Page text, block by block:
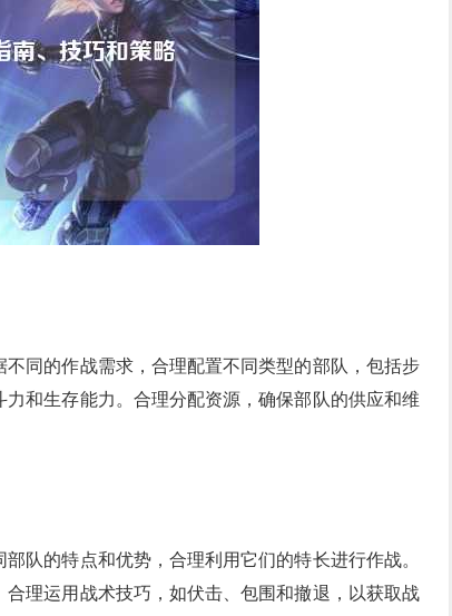
同的作战需求，合理配置不同类型的部队，包括步
和生存能力。合理分配资源，确保部队的供应和维
队的特点和优势，合理利用它们的特长进行作战。
理运用战术技巧，如伏击、包围和撤退，以获取战